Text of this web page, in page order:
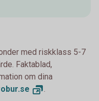
med riskklass 5-7
Faktablad,
om dina
se .